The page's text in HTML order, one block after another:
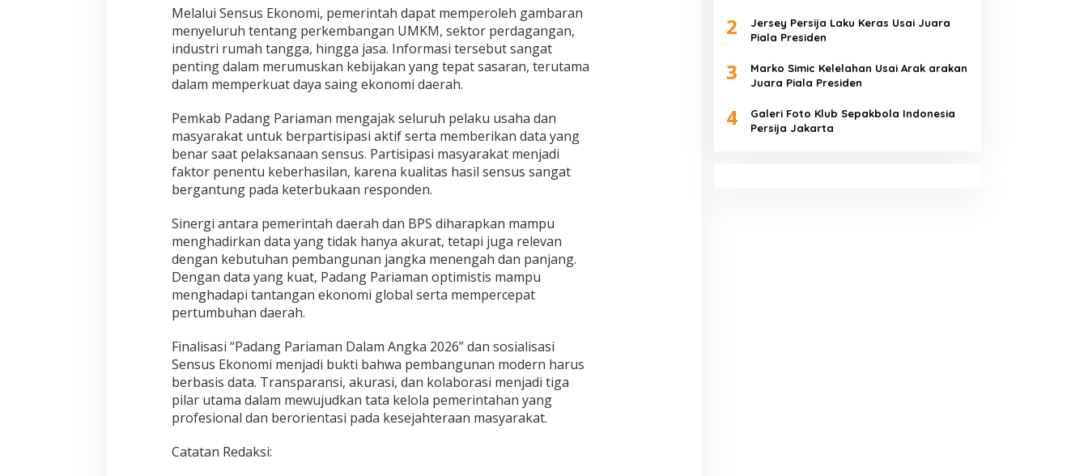
Melalui Sensus Ekonomi, pemerintah dapat memperoleh gambaran
menyeluruh tentang perkembangan UMKM, sektor perdagangan,
industri rumah tangga, hingga jasa. Informasi tersebut sangat
penting dalam merumuskan kebijakan yang tepat sasaran, terutama
dalam memperkuat daya saing ekonomi daerah.
Pemkab Padang Pariaman mengajak seluruh pelaku usaha dan
masyarakat untuk berpartisipasi aktif serta memberikan data yang
benar saat pelaksanaan sensus. Partisipasi masyarakat menjadi
faktor penentu keberhasilan, karena kualitas hasil sensus sangat
bergantung pada keterbukaan responden.
Sinergi antara pemerintah daerah dan BPS diharapkan mampu
menghadirkan data yang tidak hanya akurat, tetapi juga relevan
dengan kebutuhan pembangunan jangka menengah dan panjang.
Dengan data yang kuat, Padang Pariaman optimistis mampu
menghadapi tantangan ekonomi global serta mempercepat
pertumbuhan daerah.
Finalisasi “Padang Pariaman Dalam Angka 2026” dan sosialisasi
Sensus Ekonomi menjadi bukti bahwa pembangunan modern harus
berbasis data. Transparansi, akurasi, dan kolaborasi menjadi tiga
pilar utama dalam mewujudkan tata kelola pemerintahan yang
profesional dan berorientasi pada kesejahteraan masyarakat.
Catatan Redaksi:
2
Jersey Persija Laku Keras Usai Juara
Piala Presiden
3
Marko Simic Kelelahan Usai Arak arakan
Juara Piala Presiden
4
Galeri Foto Klub Sepakbola Indonesia
Persija Jakarta